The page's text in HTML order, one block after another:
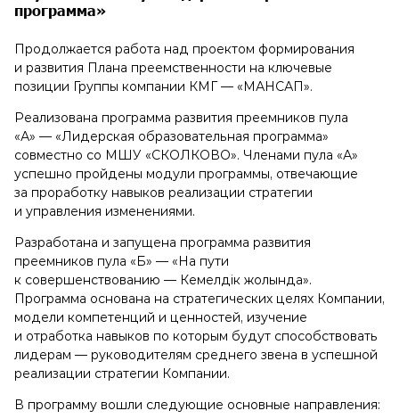
программа»
Продолжается работа над проектом формирования
и развития Плана преемственности на ключевые
позиции Группы компании КМГ — «МАНСАП».
Реализована программа развития преемников пула
«А» — «Лидерская образовательная программа»
совместно со МШУ «СКОЛКОВО». Членами пула «А»
успешно пройдены модули программы, отвечающие
за проработку навыков реализации стратегии
и управления изменениями.
Разработана и запущена программа развития
преемников пула «Б» — «На пути
к совершенствованию — Кемелдік жолында».
Программа основана на стратегических целях Компании,
модели компетенций и ценностей, изучение
и отработка навыков по которым будут способствовать
лидерам — руководителям среднего звена в успешной
реализации стратегии Компании.
В программу вошли следующие основные направления: